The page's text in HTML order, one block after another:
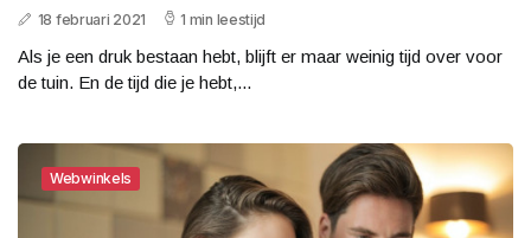
18 februari 2021 1 min leestijd
Als je een druk bestaan hebt, blijft er maar weinig tijd over voor
de tuin. En de tijd die je hebt,...
Webwinkels